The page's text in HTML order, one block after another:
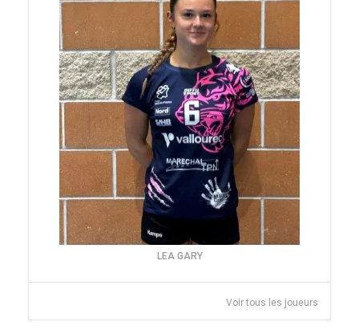
LEA GARY
Voir tous les joueurs